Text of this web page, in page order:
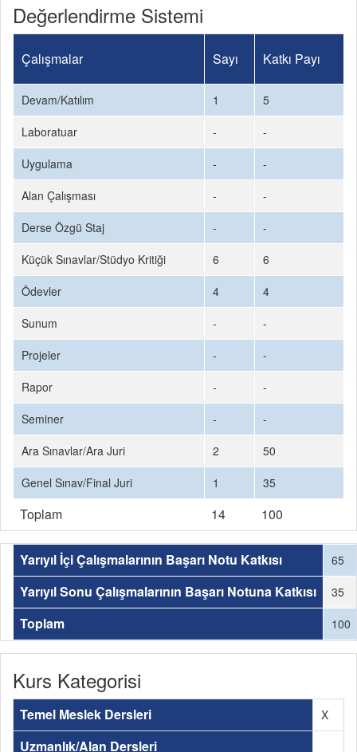
Değerlendirme Sistemi
Çalışmalar Sayı Katkı Payı
Devam/Katılım 1
5
Laboratuar
-
-
Uygulama
-
-
Alan Çalışması
-
-
Derse Özgü Staj
-
-
Küçük Sınavlar/Stüdyo Kritiği
6
6
Ödevler
4
4
Sunum
-
-
Projeler
-
-
Rapor
-
-
Seminer
-
-
Ara Sınavlar/Ara Juri
2
50
Genel Sınav/Final Juri
1 35
Toplam 14 100
Yarıyıl İçi Çalışmalarının Başarı Notu Katkısı 65
Yarıyıl Sonu Çalışmalarının Başarı Notuna Katkısı 35
Toplam 100
Kurs Kategorisi
Temel Meslek Dersleri X
Uzmanlık/Alan Dersleri